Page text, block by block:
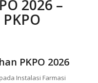
2026 –
PKPO 2026
Instalasi Farmasi